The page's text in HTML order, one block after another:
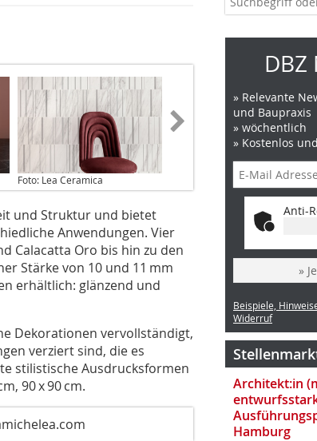
Foto: Lea Ceramica
und Struktur und bietet
Anwendungen. Vier
Calacatta Oro bis hin zu den
Stärke von 10 und 11 mm
erhältlich: glänzend und
Dekorationen vervollständigt,
verziert sind, die es
stilistische Ausdrucksformen
90 x 90 cm.
» Relevante
und Baupraxis
» wöchentlich
» Kostenlos
Anti-
»
Beispiele,
Widerruf
Architekt:in
Hamburg